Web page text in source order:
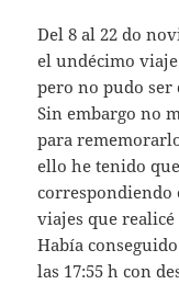
Del 8 al 22 do
el undécimo
pero no pudo ser
Sin embargo no
para
ello he tenido
correspondiendo
viajes que realicé
Había
las 17:55 h con